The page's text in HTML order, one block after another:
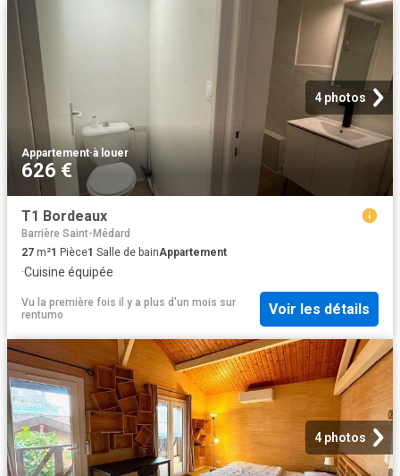
4 photos
Appartement·à louer
626 €
T1 Bordeaux
Barrière Saint-Médard
27 m²1 Pièce1 Salle de bainAppartement
·Cuisine équipée
Vu la première fois il y a plus d'un mois sur
rentumo
Voir les détails
4 photos